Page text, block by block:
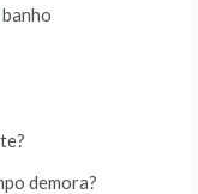
demora?